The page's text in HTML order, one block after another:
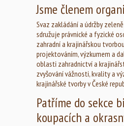
Jsme členem
Svaz zakládání a údržby
sdružuje právnické a fyzické
zahradní a krajinářskou
projektováním, výzkumem a
oblasti zahradnictví a
zvyšování vážnosti, kvality a
krajinářské tvorby v České
Patříme do sekce
koupacích a